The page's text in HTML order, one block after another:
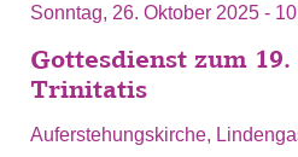
Sonntag, 26. Oktober 2025 -
Gottesdienst zum
Trinitatis
Auferstehungskirche,